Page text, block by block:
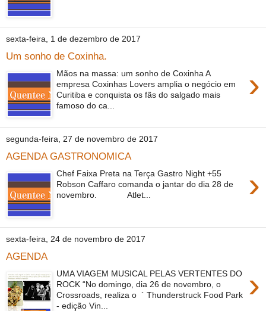
sexta-feira, 1 de dezembro de 2017
Um sonho de Coxinha.
›
Mãos na massa: um sonho de Coxinha A
empresa Coxinhas Lovers amplia o negócio em
Curitiba e conquista os fãs do salgado mais
famoso do ca...
segunda-feira, 27 de novembro de 2017
AGENDA GASTRONOMICA
›
Chef Faixa Preta na Terça Gastro Night +55
Robson Caffaro comanda o jantar do dia 28 de
novembro. Atlet...
sexta-feira, 24 de novembro de 2017
AGENDA
›
UMA VIAGEM MUSICAL PELAS VERTENTES DO
ROCK “No domingo, dia 26 de novembro, o
Crossroads, realiza o ´ Thunderstruck Food Park
- edição Vin...